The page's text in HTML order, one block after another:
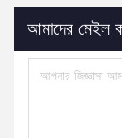
আমাদের মেইল